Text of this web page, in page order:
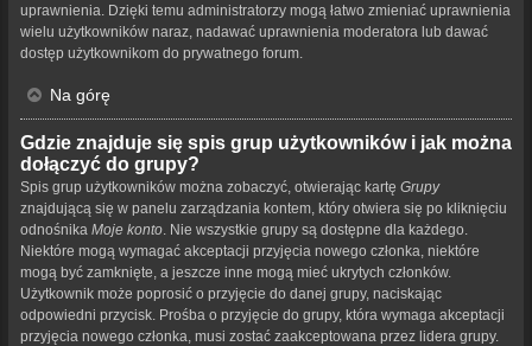
uprawnienia. Dzięki temu administratorzy mogą łatwo zmieniać uprawnienia
wielu użytkowników naraz, nadawać uprawnienia moderatora lub dawać
dostęp użytkownikom do prywatnego forum.
Na górę
Gdzie znajduje się spis grup użytkowników i jak można
dołączyć do grupy?
Spis grup użytkowników można zobaczyć, otwierając kartę Grupy
znajdującą się w panelu zarządzania kontem, który otwiera się po kliknięciu
odnośnika Moje konto . Nie wszystkie grupy są dostępne dla każdego.
Niektóre mogą wymagać akceptacji przyjęcia nowego członka, niektóre
mogą być zamknięte, a jeszcze inne mogą mieć ukrytych członków.
Użytkownik może poprosić o przyjęcie do danej grupy, naciskając
odpowiedni przycisk. Prośba o przyjęcie do grupy, która wymaga akceptacji
przyjęcia nowego członka, musi zostać zaakceptowana przez lidera grupy.